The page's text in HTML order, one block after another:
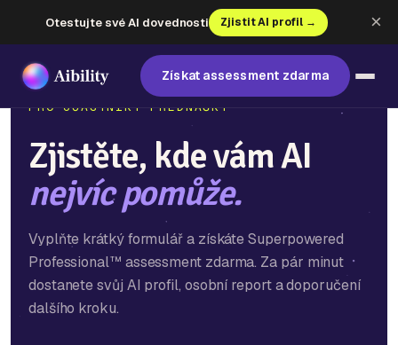
Otestujte své AI dovednosti Zjistit AI profil → ×
Získat assessment zdarma
PRO ÚČASTNÍKY PŘEDNÁŠKY
Zjistěte, kde vám AI
nejvíc pomůže.
Vyplňte krátký formulář a získáte Superpowered
Professional™ assessment zdarma. Za pár minut
dostanete svůj AI profil, osobní report a doporučení
dalšího kroku.